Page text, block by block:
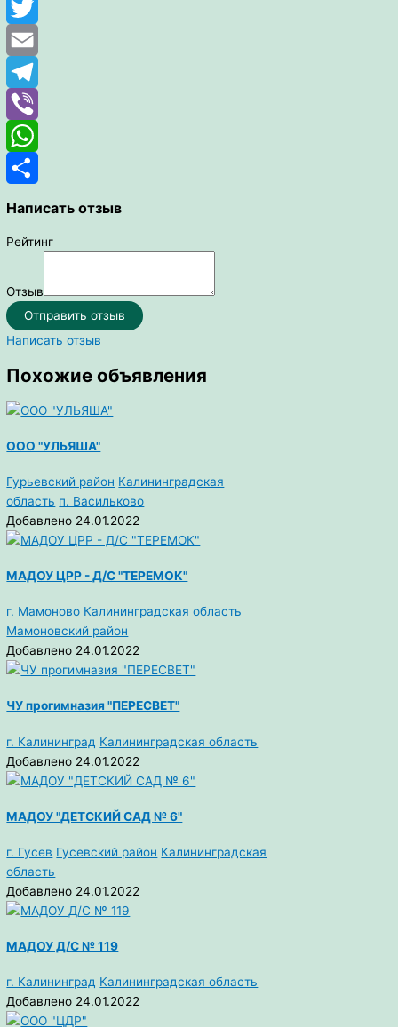
Odnoklassniki
Twitter
Email
Telegram
Viber
WhatsApp
Отправить
Написать отзыв
Рейтинг
Отзыв
Отправить отзыв
Написать отзыв
Похожие объявления
ООО "УЛЬЯША"
Гурьевский район Калининградская
область п. Васильково
Добавлено 24.01.2022
МАДОУ ЦРР - Д/С "ТЕРЕМОК"
г. Мамоново Калининградская область
Мамоновский район
Добавлено 24.01.2022
ЧУ прогимназия "ПЕРЕСВЕТ"
г. Калининград Калининградская область
Добавлено 24.01.2022
МАДОУ "ДЕТСКИЙ САД № 6"
г. Гусев Гусевский район Калининградская
область
Добавлено 24.01.2022
МАДОУ Д/С № 119
г. Калининград Калининградская область
Добавлено 24.01.2022